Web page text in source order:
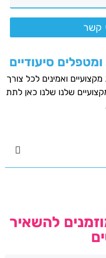
קשר
סיעודיים
ואמינים לכל צורך
שלנו שלנו כאן לתת
להשאיר